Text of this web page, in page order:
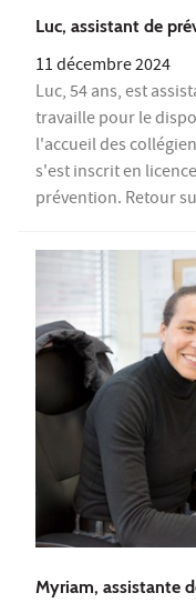
Luc, assistant de
11 décembre 2024
Luc, 54 ans, est
travaille pour le
l'accueil des
s'est inscrit en
prévention. Retour
Myriam, assistante